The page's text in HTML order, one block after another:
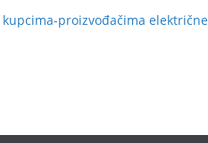
kupcima-proizvođačima električne